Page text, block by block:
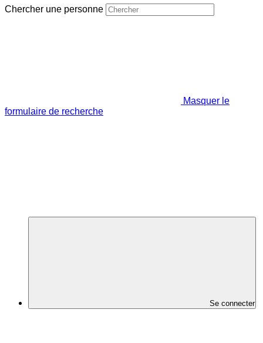
Chercher une personne
Masquer le
formulaire de recherche
Se connecter